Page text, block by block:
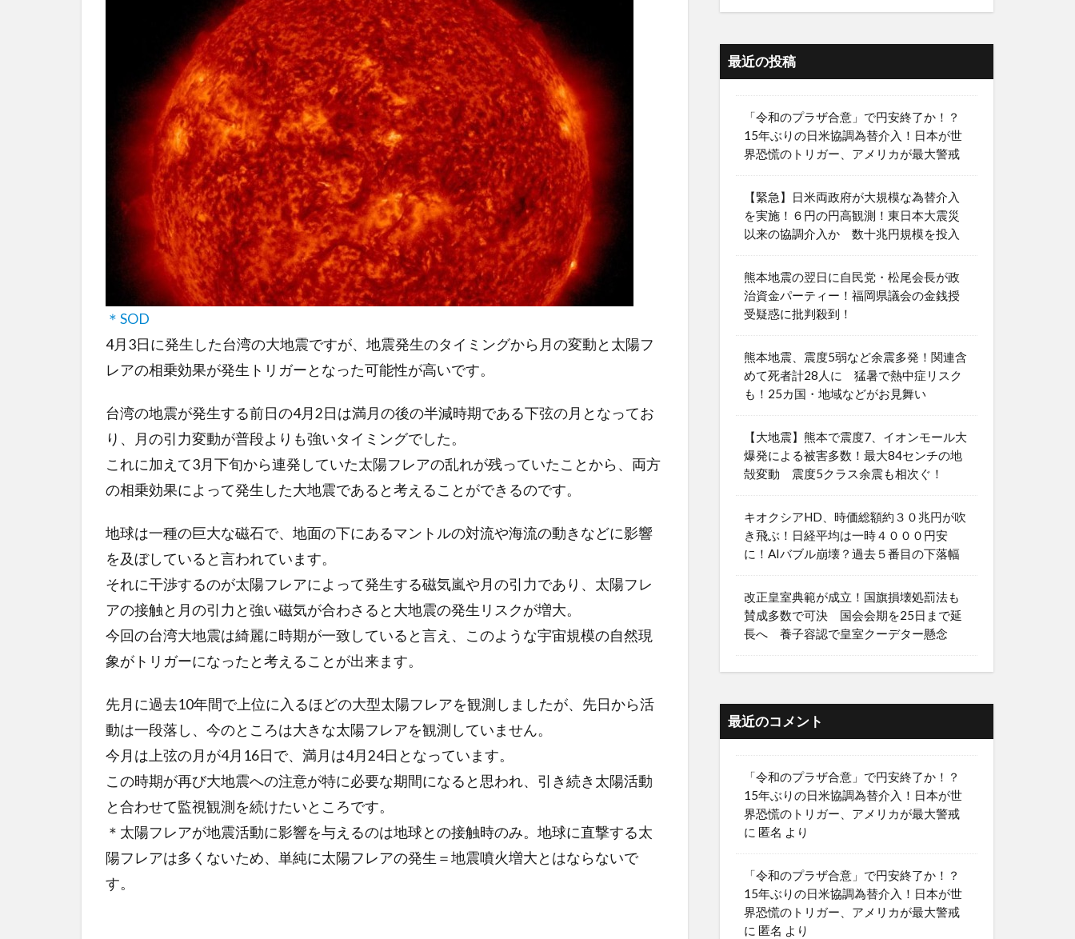
＊SOD
4月3日に発生した台湾の大地震ですが、地震発生のタイミングから月の変動と太陽フ
レアの相乗効果が発生トリガーとなった可能性が高いです。
台湾の地震が発生する前日の4月2日は満月の後の半減時期である下弦の月となってお
り、月の引力変動が普段よりも強いタイミングでした。
これに加えて3月下旬から連発していた太陽フレアの乱れが残っていたことから、両方
の相乗効果によって発生した大地震であると考えることができるのです。
地球は一種の巨大な磁石で、地面の下にあるマントルの対流や海流の動きなどに影響
を及ぼしていると言われています。
それに干渉するのが太陽フレアによって発生する磁気嵐や月の引力であり、太陽フレ
アの接触と月の引力と強い磁気が合わさると大地震の発生リスクが増大。
今回の台湾大地震は綺麗に時期が一致していると言え、このような宇宙規模の自然現
象がトリガーになったと考えることが出来ます。
先月に過去10年間で上位に入るほどの大型太陽フレアを観測しましたが、先日から活
動は一段落し、今のところは大きな太陽フレアを観測していません。
今月は上弦の月が4月16日で、満月は4月24日となっています。
この時期が再び大地震への注意が特に必要な期間になると思われ、引き続き太陽活動
と合わせて監視観測を続けたいところです。
＊太陽フレアが地震活動に影響を与えるのは地球との接触時のみ。地球に直撃する太
陽フレアは多くないため、単純に太陽フレアの発生＝地震噴火増大とはならないで
す。
最近の投稿
「令和のプラザ合意」で円安終了か！？
15年ぶりの日米協調為替介入！日本が世
界恐慌のトリガー、アメリカが最大警戒
【緊急】日米両政府が大規模な為替介入
を実施！６円の円高観測！東日本大震災
以来の協調介入か 数十兆円規模を投入
熊本地震の翌日に自民党・松尾会長が政
治資金パーティー！福岡県議会の金銭授
受疑惑に批判殺到！
熊本地震、震度5弱など余震多発！関連含
めて死者計28人に 猛暑で熱中症リスク
も！25カ国・地域などがお見舞い
【大地震】熊本で震度7、イオンモール大
爆発による被害多数！最大84センチの地
殻変動 震度5クラス余震も相次ぐ！
キオクシアHD、時価総額約３０兆円が吹
き飛ぶ！日経平均は一時４０００円安
に！AIバブル崩壊？過去５番目の下落幅
改正皇室典範が成立！国旗損壊処罰法も
賛成多数で可決 国会会期を25日まで延
長へ 養子容認で皇室クーデター懸念
最近のコメント
「令和のプラザ合意」で円安終了か！？
15年ぶりの日米協調為替介入！日本が世
界恐慌のトリガー、アメリカが最大警戒
に 匿名 より
「令和のプラザ合意」で円安終了か！？
15年ぶりの日米協調為替介入！日本が世
界恐慌のトリガー、アメリカが最大警戒
に 匿名 より